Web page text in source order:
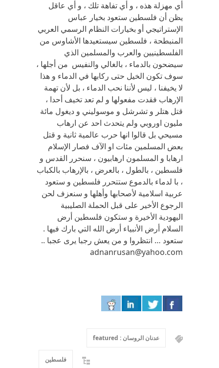
أي مهزلة هذه ، و أي تفاهة تلك ، و أي عاقل
يظن أن فلسطين ستعود بخيار عباس
الإستراتيجي أو بخيارات النظام الرسمي العربي
المنبطحة ، فلسطين سيستعيدها الأشاوس من
الفلسطينيين والعرب والمسلمين الذي
سيضحون بالدماء ، بالغالي والنفيس من أجلها ،
سوف تكون الخيل حتى ركابها في الدماء و هذا
لا يخيفنا ، ليس لأننا نحب الدماء ، بل لأن تهمة
الإرهاب فقدت مفعولها و لم تعد تخيف أحدا ،
قتل هتلر و تشرشل و موسوليني و ديغول مائة
مليون اوروبي ولم يتحدث احد عن ارهاب
مسيحي بل قالوا انها حرب عالمية ثانية و قتل
بعض المسلمين مئات او الآف فصار الإسلام
ارهابا و المسلمون ارهابيون ، سنحرر القدس و
فلسطين ، بالطول ، بالعرض ، بالإرهاب بالكباب
، با لدماء بالدموع ستتحرر فلسطين و ستعود
عربية اسلامية لأصحابها وأهلها و سنعزف لحن
الرجوع الأخير على قبل الحملة الصليبية
اليهودية الأخيرة و ستكون فلسطين أرض
السلام أرض الأنبياء أرض الله التي بارك فيها .
ستعود … انتظروا و من يعش رجبا يرى عجبا ..
adnanrusan@yahoo.com
عدنان الروسان : featured
فلسطين